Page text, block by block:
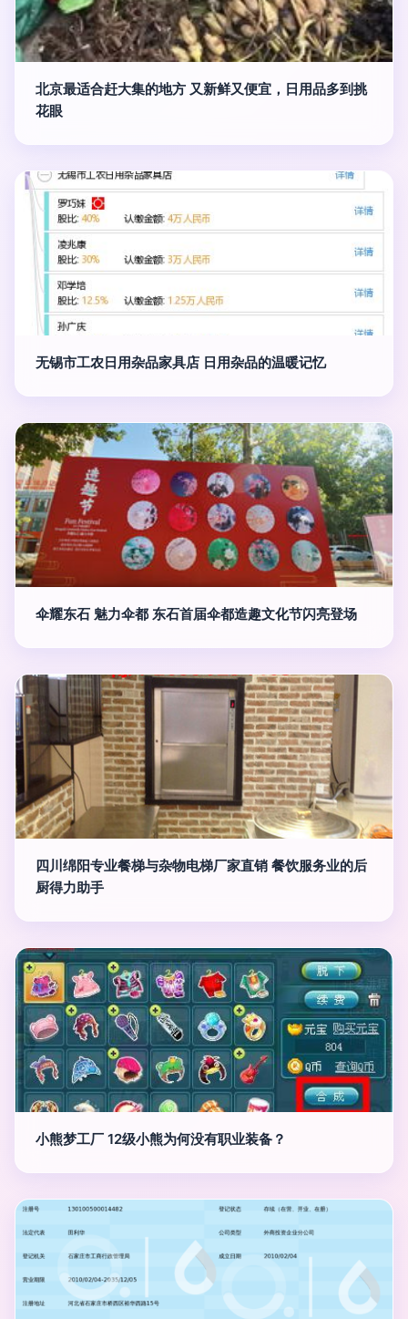
北京最适合赶大集的地方 又新鲜又便宜，日用品多到挑
花眼
无锡市工农日用杂品家具店 日用杂品的温暖记忆
伞耀东石 魅力伞都 东石首届伞都造趣文化节闪亮登场
四川绵阳专业餐梯与杂物电梯厂家直销 餐饮服务业的后
厨得力助手
小熊梦工厂 12级小熊为何没有职业装备？